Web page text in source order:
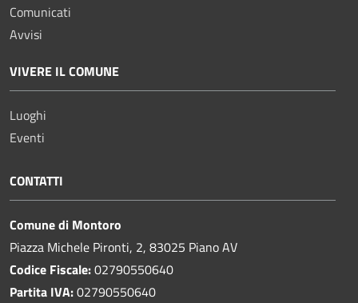
Comunicati
Avvisi
VIVERE IL COMUNE
Luoghi
Eventi
CONTATTI
Comune di Montoro
Piazza Michele Pironti, 2, 83025 Piano AV
Codice Fiscale:02790550640
Partita IVA:02790550640